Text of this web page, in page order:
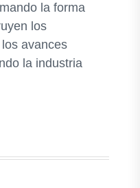
la forma
los
avances
la industria